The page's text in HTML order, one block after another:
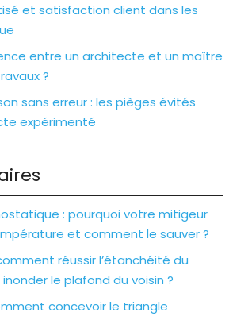
et satisfaction client dans les
entre un architecte et un maître
?
sans erreur : les pièges évités
expérimenté
: pourquoi votre mitigeur
et comment le sauver ?
réussir l’étanchéité du
le plafond du voisin ?
concevoir le triangle